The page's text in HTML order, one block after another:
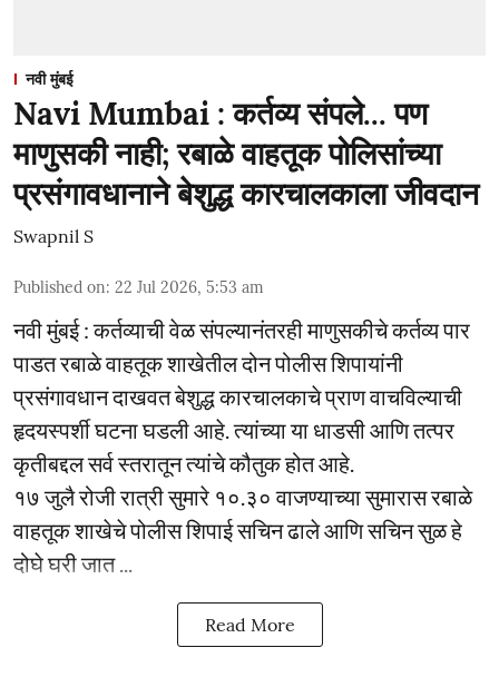
नवी मुंबई
Navi Mumbai : कर्तव्य संपले... पण
माणुसकी नाही; रबाळे वाहतूक पोलिसांच्या
प्रसंगावधानाने बेशुद्ध कारचालकाला जीवदान
Swapnil S
Published on: 22 Jul 2026, 5:53 am
नवी मुंबई : कर्तव्याची वेळ संपल्यानंतरही माणुसकीचे कर्तव्य पार
पाडत रबाळे वाहतूक शाखेतील दोन पोलीस शिपायांनी
प्रसंगावधान दाखवत बेशुद्ध कारचालकाचे प्राण वाचविल्याची
हृदयस्पर्शी घटना घडली आहे. त्यांच्या या धाडसी आणि तत्पर
कृतीबद्दल सर्व स्तरातून त्यांचे कौतुक होत आहे.
१७ जुलै रोजी रात्री सुमारे १०.३० वाजण्याच्या सुमारास रबाळे
वाहतूक शाखेचे पोलीस शिपाई सचिन ढाले आणि सचिन सुळ हे
दोघे घरी जात ...
Read More